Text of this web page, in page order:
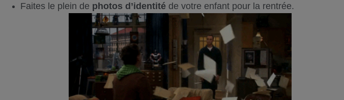
Faites le plein de photos d’identité de votre enfant pour la rentrée.